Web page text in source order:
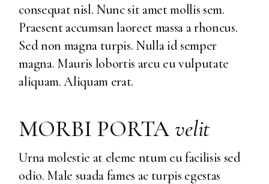
consequat nisl. Nunc sit amet mollis sem.
Praesent accumsan laoreet massa a rhoncus.
Sed non magna turpis. Nulla id semper
magna. Mauris lobortis arcu eu vulputate
aliquam. Aliquam erat.
MORBI PORTA velit
Urna molestie at eleme ntum eu facilisis sed
odio. Male suada fames ac turpis egestas